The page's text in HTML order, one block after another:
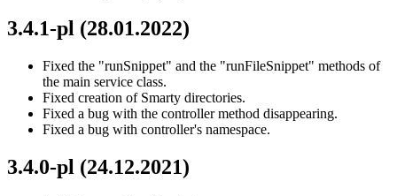
3.4.1-pl (28.01.2022)
Fixed the "runSnippet" and the "runFileSnippet" methods of
the main service class.
Fixed creation of Smarty directories.
Fixed a bug with the controller method disappearing.
Fixed a bug with controller's namespace.
3.4.0-pl (24.12.2021)